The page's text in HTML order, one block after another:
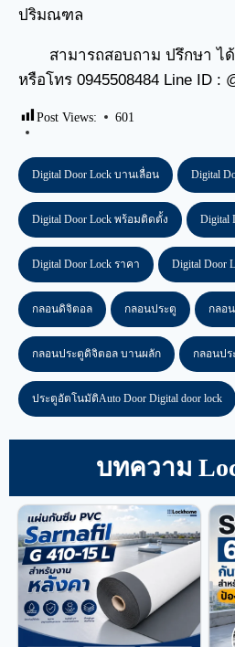
ปริมณฑล
สามารถสอบถาม ปรึกษา ไ
หรือโทร 0945508484 Line ID :
Post Views: 601
Digital Door Lock บานเลื่อน Digital
Digital Door Lock พร้อมติดตั้ง Digital
Digital Door Lock ราคา Digital Door
กลอนดิจิตอล กลอนประตู กลอ
กลอนประตูดิจิตอล บานผลัก กลอนป
ประตูอัตโนมัติAuto Door Digital door lock
บทความ